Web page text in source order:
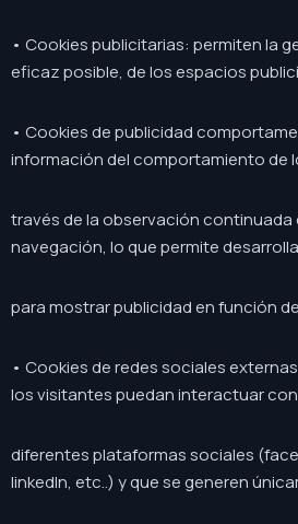
• Cookies publicitarias: permiten la
eficaz posible, de los espacios
• Cookies de publicidad
información del comportamiento de
través de la observación continuada
navegación, lo que permite
para mostrar publicidad en función
• Cookies de redes sociales
los visitantes puedan interactuar
diferentes plataformas sociales
linkedIn, etc..) y que se generen